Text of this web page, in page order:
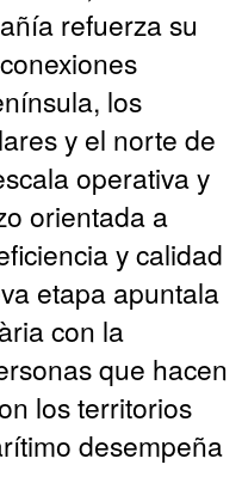
refuerza su
los
y el norte de
operativa y
orientada a
y calidad
etapa apuntala
con la
que hacen
los territorios
desempeña